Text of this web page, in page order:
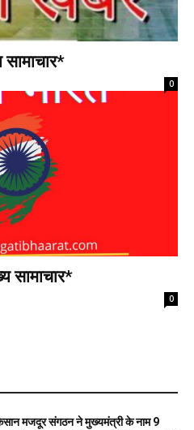
0
सामाचार*
0
मजदूर संगठन ने मुख्यमंत्री के नाम 9